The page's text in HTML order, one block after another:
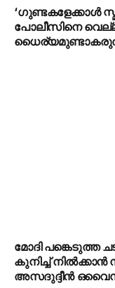
‘ഗുണ്ടകളേക്കാള്‍
പോലീസിനെ
ധൈര്യമുണ്ടാകരുത്
മോദി പങ്കെടുത്ത
കുനിച്ച് നിൽക്കാൻ
അസദുദ്ദീൻ